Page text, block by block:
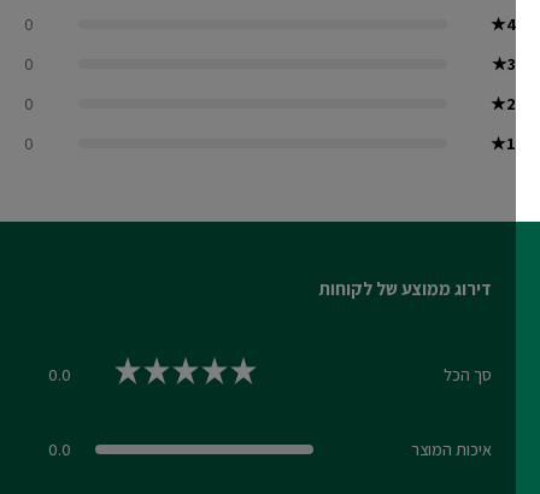
★
דירוג ממוצע של לקוחות
סך הכל
איכות המוצר